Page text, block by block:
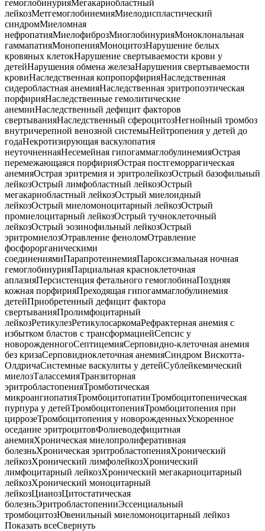
гемоглобинурияМегакариобластный
лейкозМетгемоглобинемияМиелодиспластический
синдромМиеломная
нефропатияМиелофиброзМиоглобинурияМоноклональная
гаммапатияМонопенияМоноцитозНарушение белых
кровяных клетокНарушение свертываемости крови у
детейНарушения обмена железаНарушения свертываемости
кровиНаследственная копропорфирияНаследственная
сидеробластная анемияНаследственная эритропоэтическая
порфирияНаследственные гемолитические
анемииНаследственный дефицит факторов
свертыванияНаследственный сфероцитозНегнойный тромбоз
внутричерепной венозной системыНейтропения у детей до
годаНекротизирующая васкулопатия
неуточненнаяНесемейная гипогаммаглобулинемияОстрая
перемежающаяся порфирияОстрая постгеморрагическая
анемияОстрая эритремия и эритролейкозОстрый базофильный
лейкозОстрый лимфобластный лейкозОстрый
мегакариобластный лейкозОстрый миелоидный
лейкозОстрый миеломоноцитарный лейкозОстрый
промиелоцитарный лейкозОстрый тучноклеточный
лейкозОстрый эозинофильный лейкозОстрый
эритромиелозОтравление феноломОтравление
фосфорорганическими
соединениямиПарапротеинемияПароксизмальная ночная
гемоглобинурияПарциальная красноклеточная
аплазияПерсистенция фетального гемоглобинаПоздняя
кожная порфирияПреходящая гипогаммаглобулинемия
детейПриобретенный дефицит фактора
свертыванияПролимфоцитарный
лейкозРетикулезРетикулосаркомаРефрактерная анемия с
избытком бластов с трансформациейСепсис у
новорожденногоСептицемияСерповидно-клеточная анемия
без кризаСерповидноклеточная анемияСиндром Вискотта-
ОлдричаСистемные васкулиты у детейСублейкемический
миелозТалассемияТранзиторная
эритробластопенияТромботическая
микроангиопатияТромбоцитопатииТромбоцитопеническая
пурпура у детейТромбоцитопенияТромбоцитопения при
циррозеТромбоцитопения у новорожденныхУскоренное
оседание эритроцитовФолиеводефицитная
анемияХроническая миелопролиферативная
болезньХроническая эритробластопенияХронический
лейкозХронический лимфолейкозХронический
лимфоцитарный лейкозХронический мегакариоцитарный
лейкозХронический моноцитарный
лейкозЦианозЦитостатическая
болезньЭритробластопенииЭссенциальный
тромбоцитозЮвенильный миеломоноцитарный лейкоз
Показать всеСвернуть